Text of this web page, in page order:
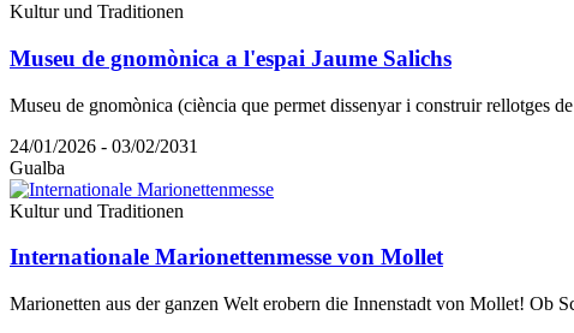
Kultur und Traditionen
Museu de gnomònica a l'espai Jaume Salichs
Museu de gnomònica (ciència que permet dissenyar i construir rellotges
24/01/2026 - 03/02/2031
Gualba
Kultur und Traditionen
Internationale Marionettenmesse von Mollet
Marionetten aus der ganzen Welt erobern die Innenstadt von Mollet! Ob